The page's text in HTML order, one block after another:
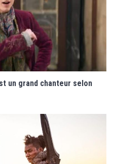
un grand chanteur selon